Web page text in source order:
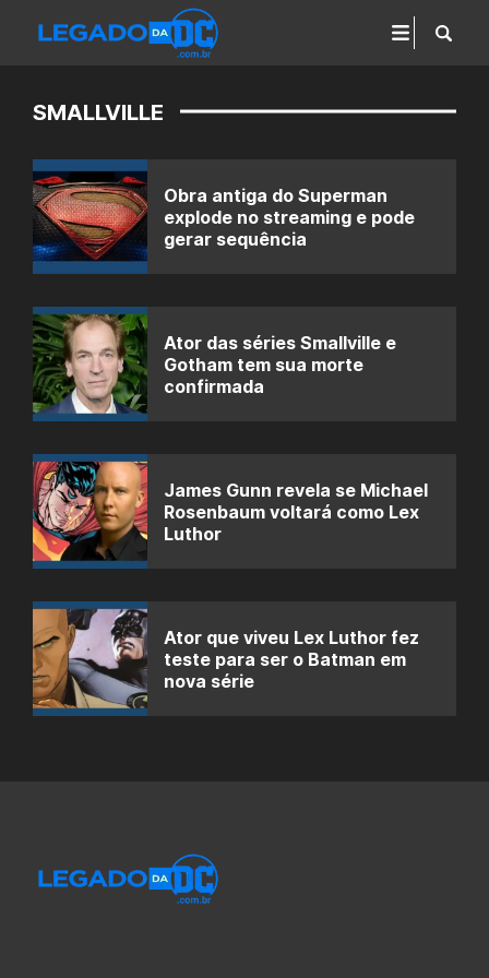
SMALLVILLE
Obra antiga do Superman
explode no streaming e pode
gerar sequência
Ator das séries Smallville e
Gotham tem sua morte
confirmada
James Gunn revela se Michael
Rosenbaum voltará como Lex
Luthor
Ator que viveu Lex Luthor fez
teste para ser o Batman em
nova série